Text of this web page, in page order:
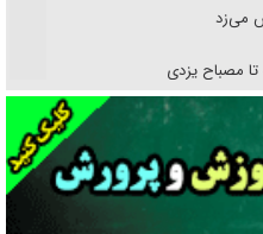
می‌زد
تا مصباح یزدی